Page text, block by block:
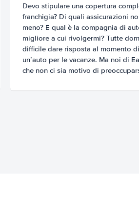
Devo stipulare una copertura
franchigia? Di quali assicurazioni
meno? E qual è la compagnia di
migliore a cui rivolgermi? Tutte
difficile dare risposta al momento
un’auto per le vacanze. Ma noi di
che non ci sia motivo di